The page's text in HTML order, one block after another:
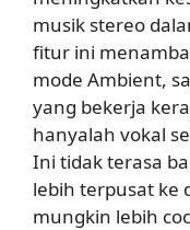
musik stereo
fitur ini
mode Ambient,
yang bekerja
hanyalah vokal
Ini tidak terasa
lebih terpusat ke
mungkin lebih